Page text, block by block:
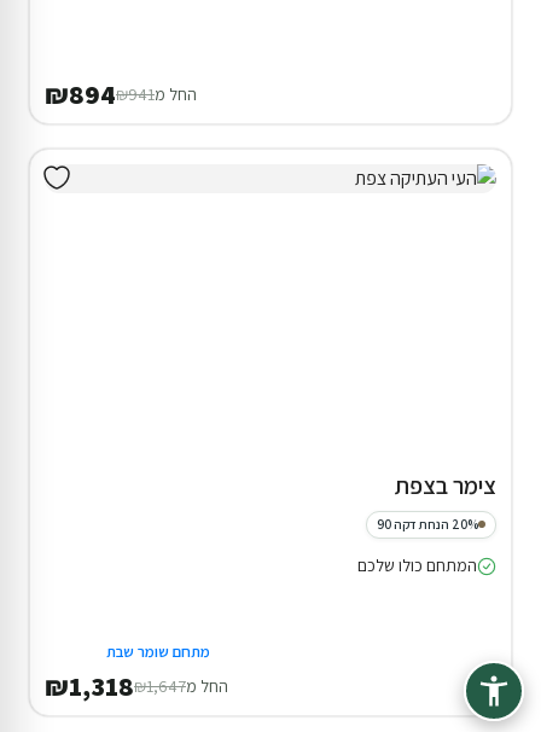
החל מ₪941
₪894
צימר בצפת
20% הנחת דקה 90
המתחם כולו שלכם
מתחם שומר שבת
החל מ₪1,647
₪1,318